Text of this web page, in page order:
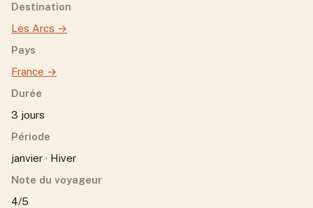
Destination
Les Arcs →
Pays
France →
Durée
3 jours
Période
janvier · Hiver
Note du voyageur
4/5